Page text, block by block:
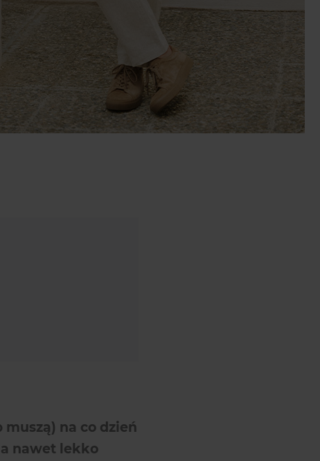
na co dzień
nawet lekko